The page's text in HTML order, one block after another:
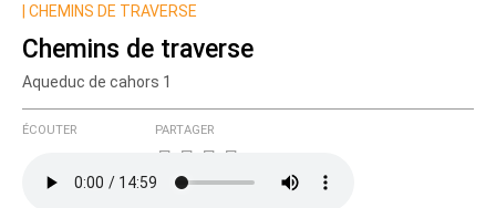
Nom
Courriel (non publié)
Ajoutez votre commentaire ici
CHEMINS DE TRAVERSE
Chemins de traverse
Aqueduc de cahors 1
ÉCOUTER PARTAGER